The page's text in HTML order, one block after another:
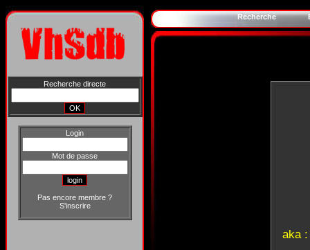
Recherche directe
Login
Mot de passe
Pas encore membre ?
S'inscrire
Recherche
aka